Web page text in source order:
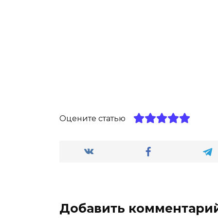
Оцените статью
Добавить